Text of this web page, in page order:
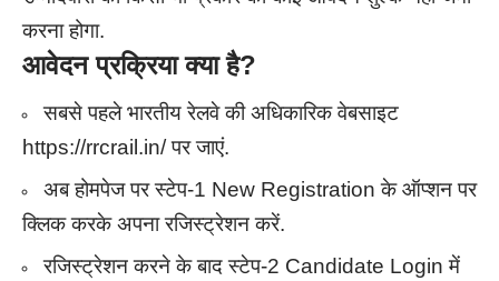
करना होगा.
आवेदन प्रक्रिया क्या है?
सबसे पहले भारतीय रेलवे की अधिकारिक वेबसाइट
https://rrcrail.in/ पर जाएं.
अब होमपेज पर स्टेप-1 New Registration के ऑप्शन पर
क्लिक करके अपना रजिस्ट्रेशन करें.
रजिस्ट्रेशन करने के बाद स्टेप-2 Candidate Login में